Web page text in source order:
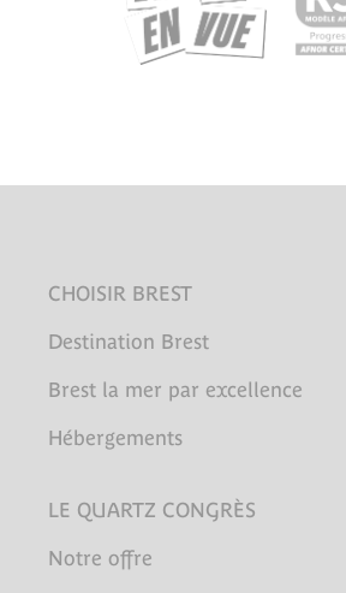
CHOISIR BREST
Destination Brest
Brest la mer par excellence
Hébergements
LE QUARTZ CONGRÈS
Notre offre